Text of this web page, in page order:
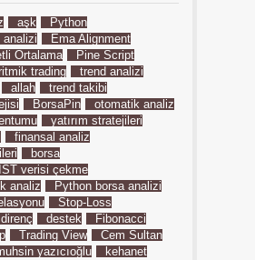
aşk
Python
analizi
Ema Alignment
Ortalama
Pine Script
trading
trend analizi
allah
trend takibi
BorsaPin
otomatik analiz
yatırım stratejileri
finansal analiz
borsa
verisi çekme
analiz
Python borsa analizi
Stop-Loss
direnç destek
Fibonacci
Trading View
Cem Sultan
yazıcıoğlu
kehanet